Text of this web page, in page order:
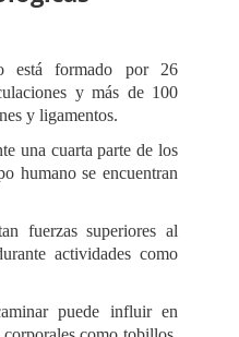
está formado por 26
y más de 100
y ligamentos.
una cuarta parte de los
humano se encuentran
fuerzas superiores al
actividades como
puede influir en